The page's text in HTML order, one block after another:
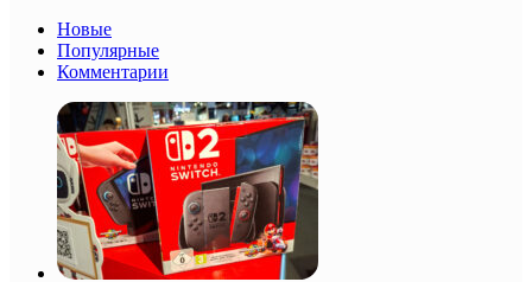
Новые
Популярные
Комментарии